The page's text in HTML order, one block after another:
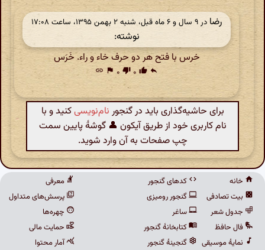
رضا در ‫۹ سال و ۶ ماه قبل، شنبه ۲ بهمن ۱۳۹۵، ساعت ۱۷:۰۸
نوشته:
خرس با فتح هر دو حرف خاء و راء. خَرَس
reply
thumb_up ۰ thumb_down ۰ flag
link
برای حاشیه‌گذاری باید در گنجور نام‌نویسیکنید و با
نام کاربری خود از طریق آیکون 👤 گوشهٔ پایین سمت
چپ صفحات به آن وارد شوید.
خانه
بیت تصادفی
جدول شعر
فال حافظ
نمایهٔ موسیقی
کدهای گنجور
گنجور رومیزی
ساغر
کتابخانهٔ گنجور
گنجینهٔ گنجور
معرفی
پرسش‌های متداول
چهره‌ها
حمایت مالی
آمار محتوا